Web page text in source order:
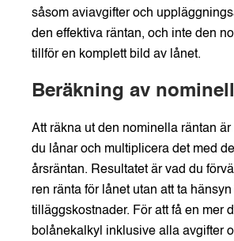
såsom aviavgifter och
den effektiva räntan, och inte den
tillför en komplett bild av lånet.
Beräkning av
Att räkna ut den nominella räntan är
du lånar och multiplicera det med
årsräntan. Resultatet är vad du
ren ränta för lånet utan att ta
tilläggskostnader. För att få en mer
bolånekalkyl inklusive alla avgifter